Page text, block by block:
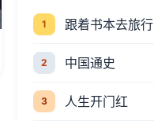
1 跟着书本去旅行
2 中国通史
3 人生开门红